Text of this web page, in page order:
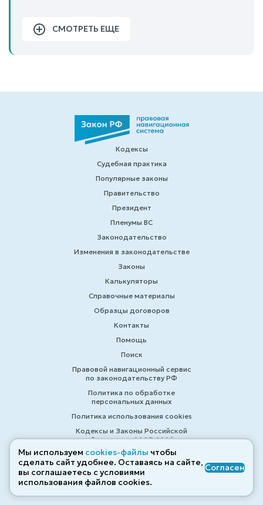
СМОТРЕТЬ ЕЩЕ
Кодексы
Судебная практика
Популярные законы
Правительство
Президент
Пленумы ВС
Законодательство
Изменения в законодательстве
Законы
Калькуляторы
Справочные материалы
Образцы договоров
Контакты
Помощь
Поиск
Правовой навигационный сервис
по законодательству РФ
Политика по обработке
персональных данных
Политика использования cookies
Кодексы и Законы Российской
Федерации 2007-2026
© ZAKONRF.INFO
Мы используем cookies-файлы чтобы
сделать сайт удобнее. Оставаясь на сайте,
вы соглашаетесь с условиями
использования файлов cооkies.
Согласен